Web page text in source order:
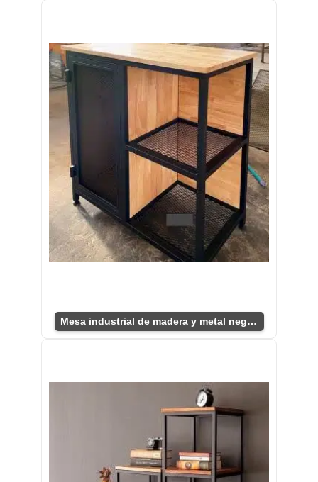
Mesa industrial de madera y metal negra elegante